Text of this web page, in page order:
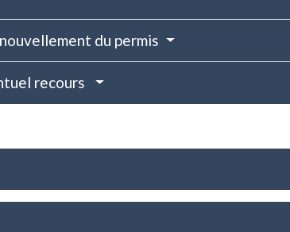
du permis
recours